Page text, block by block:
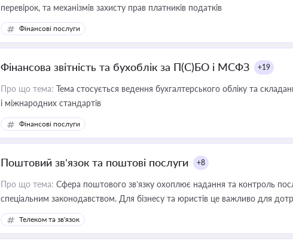
перевірок, та механізмів захисту прав платників податків
Фінансові послуги
Фінансова звітність та бухоблік за П(С)БО і МСФЗ +19
Про що тема: Тема стосується ведення бухгалтерського обліку та
і міжнародних стандартів
Фінансові послуги
Поштовий зв’язок та поштові послуги +8
Про що тема: Сфера поштового зв’язку охоплює надання та контроль
спеціальним законодавством. Для бізнесу та юристів це важливо для
реєстрах і забезпечення прав споживачів.
Телеком та зв'язок